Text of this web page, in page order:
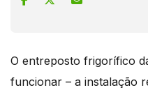
O entreposto frigorífico
funcionar – a instalação